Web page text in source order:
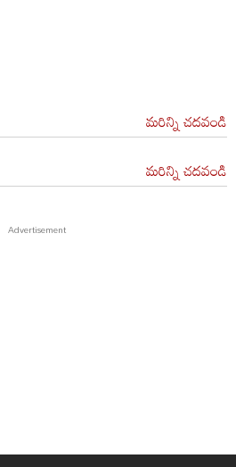
మరిన్ని చదవండి
మరిన్ని చదవండి